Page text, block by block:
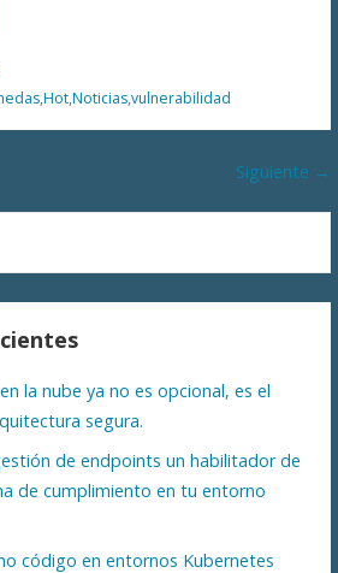
,Hot,Noticias,vulnerabilidad
Siguiente →
la nube ya no es opcional, es el
segura.
de endpoints un habilitador de
de cumplimiento en tu entorno
código en entornos Kubernetes